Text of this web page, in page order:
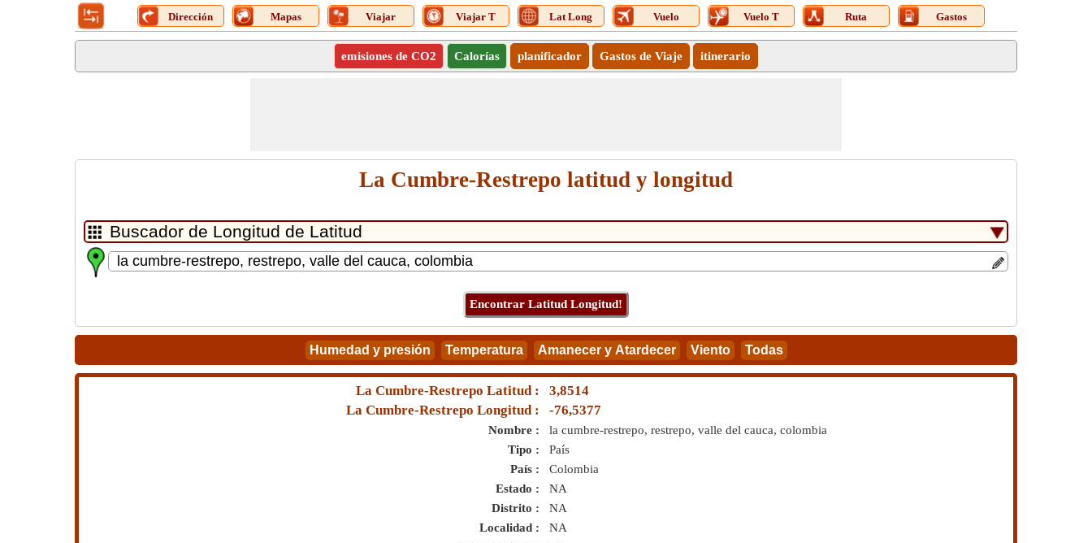
Dirección Mapas Viajar Viajar T Lat Long Vuelo Vuelo T Ruta Gastos
emisiones de CO2 Calorías planificador Gastos de Viaje itinerario
La Cumbre-Restrepo latitud y longitud
La Cumbre-Restrepo Latitud :
3,8514
La Cumbre-Restrepo Longitud :
-76,5377
Nombre :
la cumbre-restrepo, restrepo, valle del cauca, colombia
Tipo :
País
País :
Colombia
Estado :
NA
Distrito :
NA
Localidad :
NA